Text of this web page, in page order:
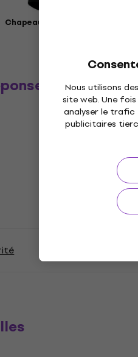
Nous utilisons
site web. Une
analyser le trafic
publicitaires
Chapeaux musique